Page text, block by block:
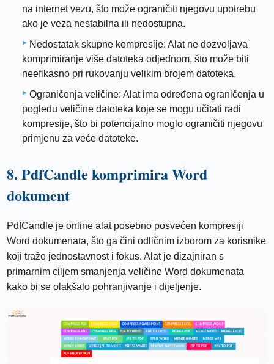
na internet vezu, što može ograničiti njegovu upotrebu
ako je veza nestabilna ili nedostupna.
Nedostatak skupne kompresije: Alat ne dozvoljava
komprimiranje više datoteka odjednom, što može biti
neefikasno pri rukovanju velikim brojem datoteka.
Ograničenja veličine: Alat ima određena ograničenja u
pogledu veličine datoteka koje se mogu učitati radi
kompresije, što bi potencijalno moglo ograničiti njegovu
primjenu za veće datoteke.
8. PdfCandle komprimira Word
dokument
PdfCandle je online alat posebno posvećen kompresiji
Word dokumenata, što ga čini odličnim izborom za korisnike
koji traže jednostavnost i fokus. Alat je dizajniran s
primarnim ciljem smanjenja veličine Word dokumenata
kako bi se olakšalo pohranjivanje i dijeljenje.